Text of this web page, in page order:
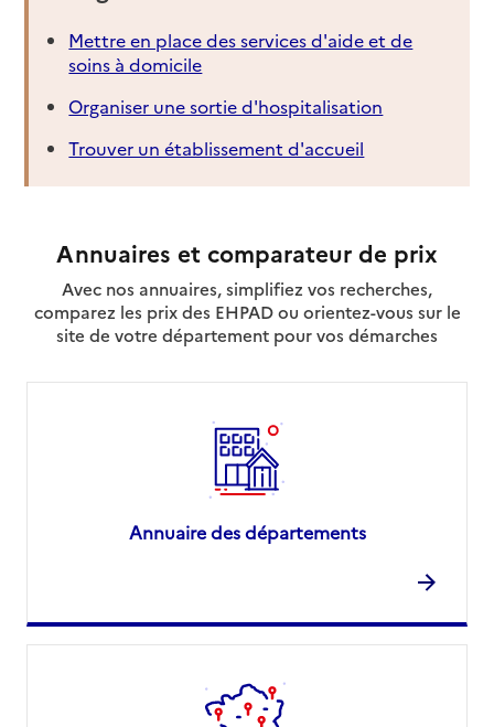
Mettre en place des services d'aide et de
soins à domicile
Organiser une sortie d'hospitalisation
Trouver un établissement d'accueil
Annuaires et comparateur de prix
Avec nos annuaires, simplifiez vos recherches,
comparez les prix des EHPAD ou orientez-vous sur le
site de votre département pour vos démarches
Annuaire des départements